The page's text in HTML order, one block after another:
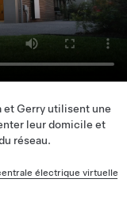
et Gerry utilisent une
leur domicile et
réseau.
électrique virtuelle